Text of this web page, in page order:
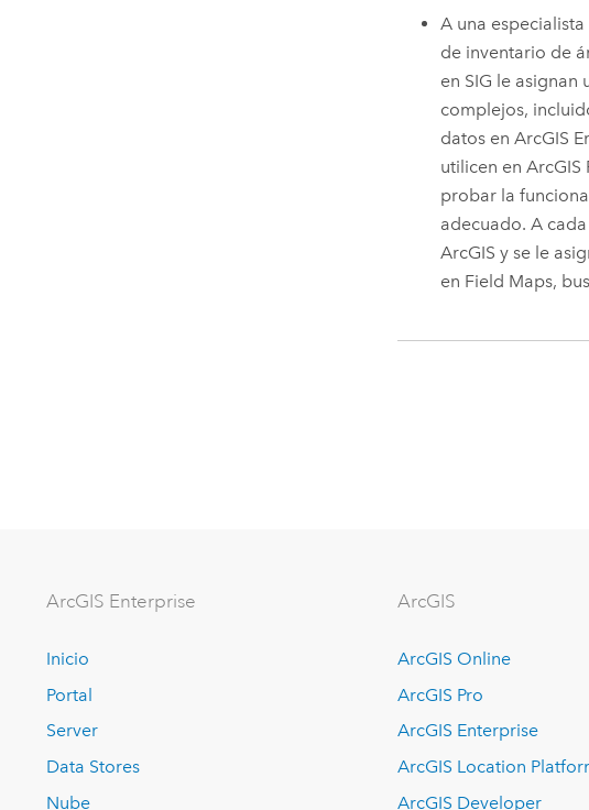
A una
de inventario de
en SIG le asignan
complejos,
datos en ArcGIS
utilicen en ArcGIS
probar la
adecuado. A
ArcGIS y se le
en Field Maps,
ArcGIS Enterprise
Inicio
Portal
Server
Data Stores
Nube
ArcGIS
ArcGIS Online
ArcGIS Pro
ArcGIS Enterprise
ArcGIS Location
ArcGIS Developer